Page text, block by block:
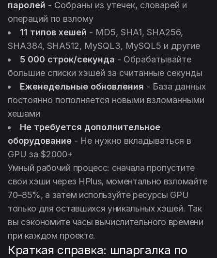
паролей - Собраны из утечек, словарей и
операций по взлому
11 типов хешей - MD5, SHA1, SHA256,
SHA384, SHA512, MySQL3, MySQL5 и другие
5 000 строк/секунда - Обрабатывайте
большие списки хэшей за считанные секунды
Еженедельные обновления - База данных
постоянно пополняется новыми взломанными
хешами
Не требуется дополнительное
оборудование - Не нужно вкладываться в
GPU за $2000+
Умный рабочий процесс: сначала пропустите
свои хэши через HPlus, моментально взломайте
70–85%, а затем используйте ресурсы GPU
только для оставшихся уникальных хэшей. Так
вы сэкономите часы вычислительного времени
при каждом проекте.
Краткая справка: шпаргалка по